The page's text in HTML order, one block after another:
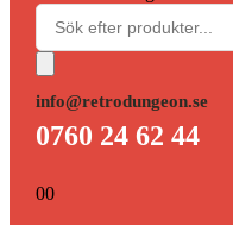
info@retrodungeon.se
0760 24 62 44
00